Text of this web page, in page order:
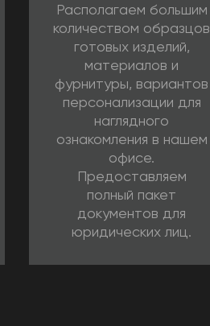
Располагаем большим
количеством образцов
готовых изделий,
материалов и
фурнитуры, вариантов
персонализации для
наглядного
ознакомления в нашем
офисе.
Предоставляем
полный пакет
документов для
юридических лиц.